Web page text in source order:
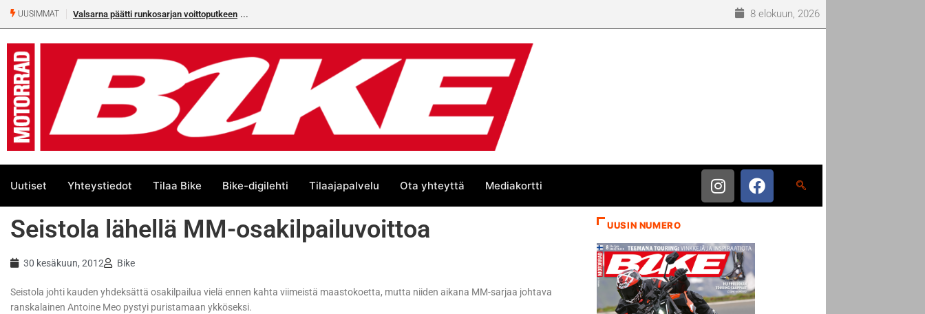
UUSIMMAT Valsarna päätti runkosarjan voittoputkeen 8 elokuun, 2026
Uutiset Yhteystiedot Tilaa Bike Bike-digilehti Tilaajapalvelu Ota yhteyttä Mediakortti
Seistola lähellä MM-osakilpailuvoittoa
30 kesäkuun, 2012 Bike
Seistola johti kauden yhdeksättä osakilpailua vielä ennen kahta viimeistä maastokoetta, mutta niiden aikana MM-sarjaa johtava
ranskalainen Antoine Meo pystyi puristamaan ykköseksi.
UUSIN NUMERO